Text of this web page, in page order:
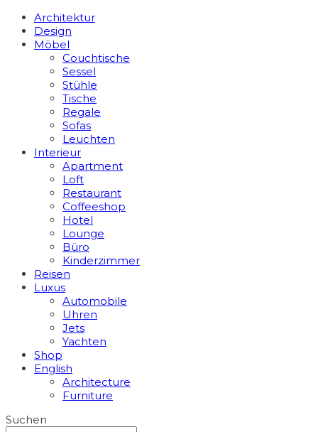
Architektur
Design
Möbel
Couchtische
Sessel
Stühle
Tische
Regale
Sofas
Leuchten
Interieur
Apart­ment
Loft
Restaurant
Coffeeshop
Hotel
Lounge
Büro
Kinderzimmer
Reisen
Luxus
Automobile
Uhren
Jets
Yachten
Shop
English
Architecture
Furniture
Suchen